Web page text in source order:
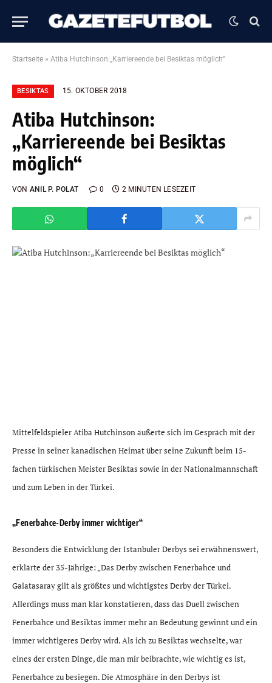
Startseite » Atiba Hutchinson:„Karriereende bei Besiktas möglich“
BESIKTAS 15. OKTOBER 2018
Atiba Hutchinson:
„Karriereende bei Besiktas
möglich“
VON ANIL P. POLAT 0 2 MINUTEN LESEZEIT
Mittelfeldspieler Atiba Hutchinson äußerte sich im Gespräch mit der
Presse in seiner kanadischen Heimat über seine Zukunft beim 15-
fachen türkischen Meister Besiktas sowie in der Nationalmannschaft
und zum Leben in der Türkei.
„Fenerbahce-Derby immer wichtiger“
Besonders die Entwicklung der Istanbuler Derbys sei erwähnenswert,
erklärte der 35-Jährige: „Das Derby zwischen Fenerbahce und
Galatasaray gilt als größtes und wichtigstes Derby der Türkei.
Allerdings muss man klar konstatieren, dass das Duell zwischen
Fenerbahce und Besiktas immer mehr an Bedeutung gewinnt und ein
immer wichtigeres Derby wird. Als ich zu Besiktas wechselte, war
eines der ersten Dinge, die man mir beibrachte, wie wichtig es ist,
Fenerbahce zu besiegen. Die Atmosphäre in den Derbys ist